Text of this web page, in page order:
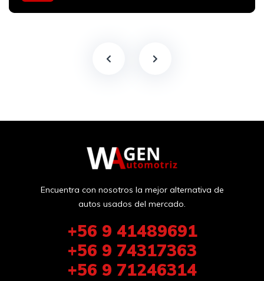
Encuentra con nosotros la mejor alternativa de
autos usados del mercado.
+56 9 41489691
+56 9 74317363
+56 9 71246314